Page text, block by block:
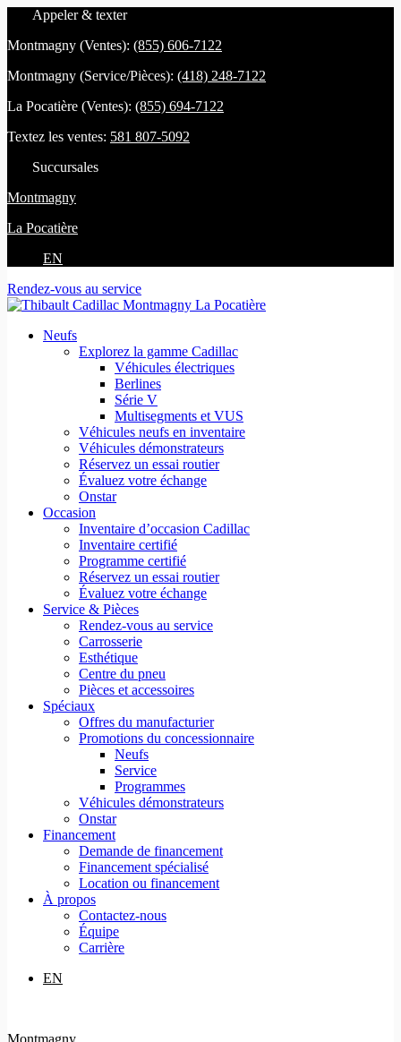
Appeler & texter
Montmagny (Ventes): (855) 606-7122
Montmagny (Service/Pièces): (418) 248-7122
La Pocatière (Ventes): (855) 694-7122
Textez les ventes: 581 807-5092
Succursales
Montmagny
La Pocatière
EN
Rendez-vous au service
Neufs
Explorez la gamme Cadillac
Véhicules électriques
Berlines
Série V
Multisegments et VUS
Véhicules neufs en inventaire
Véhicules démonstrateurs
Réservez un essai routier
Évaluez votre échange
Onstar
Occasion
Inventaire d’occasion Cadillac
Inventaire certifié
Programme certifié
Réservez un essai routier
Évaluez votre échange
Service & Pièces
Rendez-vous au service
Carrosserie
Esthétique
Centre du pneu
Pièces et accessoires
Spéciaux
Offres du manufacturier
Promotions du concessionnaire
Neufs
Service
Programmes
Véhicules démonstrateurs
Onstar
Financement
Demande de financement
Financement spécialisé
Location ou financement
À propos
Contactez-nous
Équipe
Carrière
EN
Montmagny